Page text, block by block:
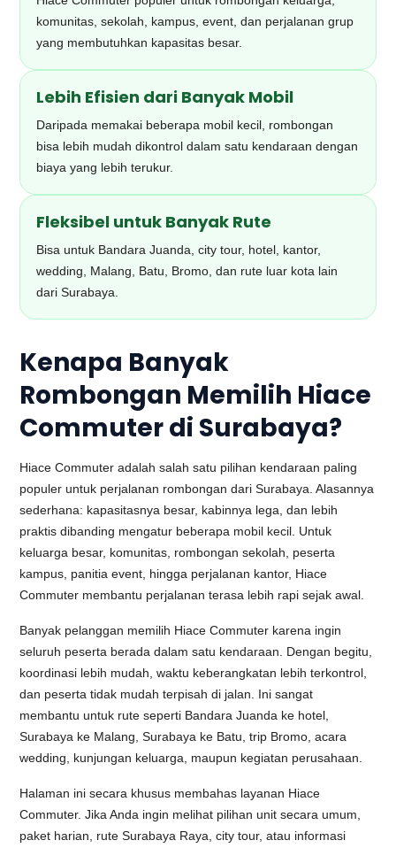
komunitas, sekolah, kampus, event, dan perjalanan grup
yang membutuhkan kapasitas besar.
Lebih Efisien dari Banyak Mobil
Daripada memakai beberapa mobil kecil, rombongan
bisa lebih mudah dikontrol dalam satu kendaraan dengan
biaya yang lebih terukur.
Fleksibel untuk Banyak Rute
Bisa untuk Bandara Juanda, city tour, hotel, kantor,
wedding, Malang, Batu, Bromo, dan rute luar kota lain
dari Surabaya.
Kenapa Banyak
Rombongan Memilih Hiace
Commuter di Surabaya?
Hiace Commuter adalah salah satu pilihan kendaraan paling
populer untuk perjalanan rombongan dari Surabaya. Alasannya
sederhana: kapasitasnya besar, kabinnya lega, dan lebih
praktis dibanding mengatur beberapa mobil kecil. Untuk
keluarga besar, komunitas, rombongan sekolah, peserta
kampus, panitia event, hingga perjalanan kantor, Hiace
Commuter membantu perjalanan terasa lebih rapi sejak awal.
Banyak pelanggan memilih Hiace Commuter karena ingin
seluruh peserta berada dalam satu kendaraan. Dengan begitu,
koordinasi lebih mudah, waktu keberangkatan lebih terkontrol,
dan peserta tidak mudah terpisah di jalan. Ini sangat
membantu untuk rute seperti Bandara Juanda ke hotel,
Surabaya ke Malang, Surabaya ke Batu, trip Bromo, acara
wedding, kunjungan keluarga, maupun kegiatan perusahaan.
Halaman ini secara khusus membahas layanan Hiace
Commuter. Jika Anda ingin melihat pilihan unit secara umum,
paket harian, rute Surabaya Raya, city tour, atau informasi